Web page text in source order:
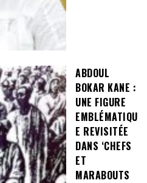
ABDOUL
BOKAR KANE :
UNE FIGURE
EMBLÉMATIQU
E REVISITÉE
DANS ‘CHEFS
ET
MARABOUTS